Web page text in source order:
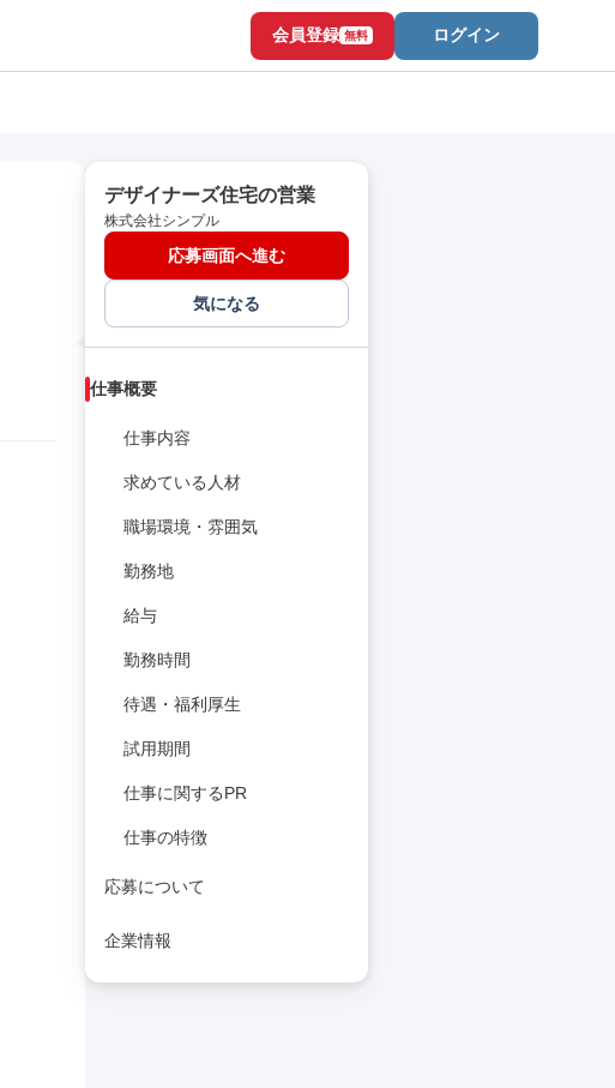
会員登録 無料 ログイン
デザイナーズ住宅の営業
株式会社シンプル
応募画面へ進む
気になる
仕事概要
仕事内容
求めている人材
職場環境・雰囲気
勤務地
給与
勤務時間
待遇・福利厚生
試用期間
仕事に関するPR
仕事の特徴
応募について
企業情報